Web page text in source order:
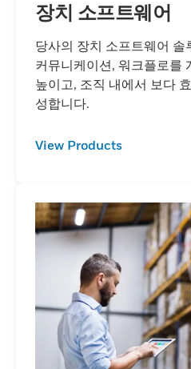
장치 소프트웨어
당사의 장치 소프트웨어 솔
커뮤니케이션, 워크플로를
높이고, 조직 내에서 보다
성합니다.
View Products